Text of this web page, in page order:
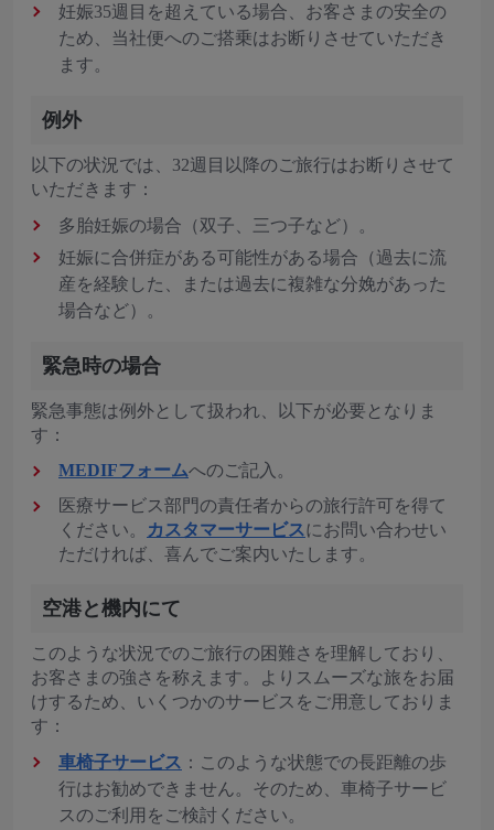
妊娠35週目を超えている場合、お客さまの安全の
ため、当社便へのご搭乗はお断りさせていただき
ます。
例外
以下の状況では、32週目以降のご旅行はお断りさせて
いただきます：
多胎妊娠の場合（双子、三つ子など）。
妊娠に合併症がある可能性がある場合（過去に流
産を経験した、または過去に複雑な分娩があった
場合など）。
緊急時の場合
緊急事態は例外として扱われ、以下が必要となりま
す：
MEDIFフォームへのご記入。
医療サービス部門の責任者からの旅行許可を得て
ください。
カスタマーサービスにお問い合わせい
ただければ、喜んでご案内いたします。
空港と機内にて
このような状況でのご旅行の困難さを理解しており、
お客さまの強さを称えます。よりスムーズな旅をお届
けするため、いくつかのサービスをご用意しておりま
す：
車椅子サービス ：このような状態での長距離の歩
行はお勧めできません。そのため、車椅子サービ
スのご利用をご検討ください。